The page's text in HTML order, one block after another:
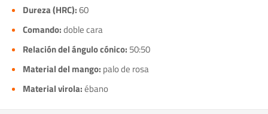
Dureza (HRC):60
Comando:doble cara
Relación del ángulo cónico: 50:50
Material del mango: palo de rosa
Material virola:ébano